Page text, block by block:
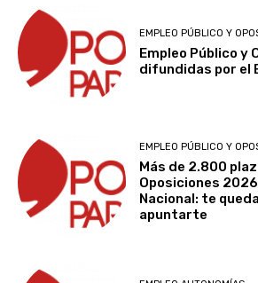
EMPLEO PÚBLICO Y
Empleo Público y
difundidas por el
EMPLEO PÚBLICO Y
Más de 2.800
Oposiciones
Nacional: te
apuntarte